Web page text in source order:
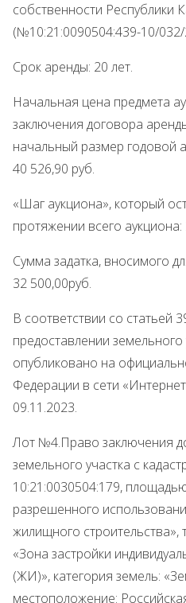
собственности Республики
(№10:21:0090504:439-10/
Срок аренды: 20 лет.
Начальная цена предмета
заключения договора
начальный размер годовой
40 526,90 руб.
«Шаг аукциона», который
протяжении всего аукциона:
Сумма задатка, вносимого
32 500,00руб.
В соответствии со статьей
предоставлении
опубликовано на
Федерации в сети
09.11.2023.
Лот №4.Право заключения
земельного участка с
10:21:0030504:179,
разрешенного
жилищного строительства»,
«Зона застройки
(ЖИ)», категория земель:
местоположение: